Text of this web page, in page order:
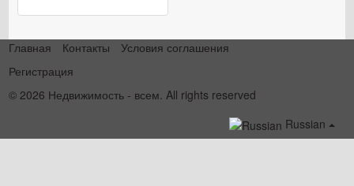
Главная Контакты
Условия соглашения
Регистрация
© 2026 Недвижимость - всем. All rights reserved
Russian